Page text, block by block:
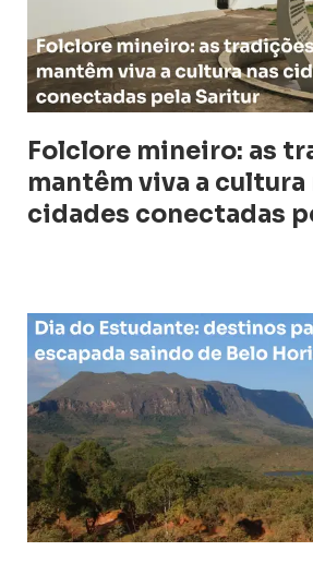
Folclore mineiro: as
mantêm viva a cultura
cidades conectadas